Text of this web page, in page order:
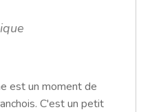
est un moment de
C'est un petit